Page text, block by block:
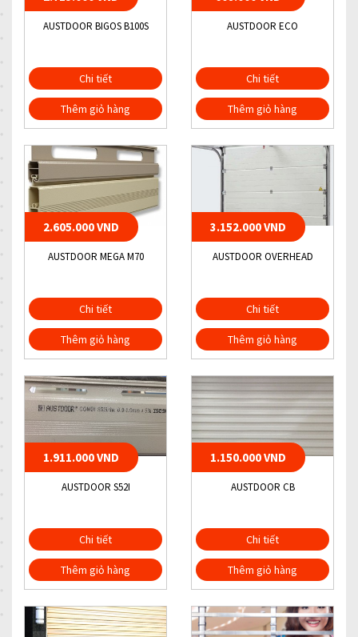
AUSTDOOR BIGOS B100S
Chi tiết
Thêm giỏ hàng
AUSTDOOR ECO
Chi tiết
Thêm giỏ hàng
2.605.000 VND
AUSTDOOR MEGA M70
Chi tiết
Thêm giỏ hàng
3.152.000 VND
AUSTDOOR OVERHEAD
Chi tiết
Thêm giỏ hàng
1.911.000 VND
AUSTDOOR S52I
Chi tiết
Thêm giỏ hàng
1.150.000 VND
AUSTDOOR CB
Chi tiết
Thêm giỏ hàng